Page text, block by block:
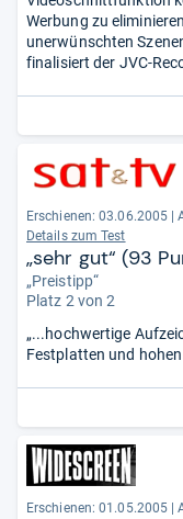
Werbung zu
unerwünschten
finalisiert der JVC-
Erschienen: 03.06.2005
Details zum Test
„sehr gut“ (93
„Preistipp“
Platz 2 von 2
„...hochwertige
Festplatten und
Erschienen: 01.05.2005